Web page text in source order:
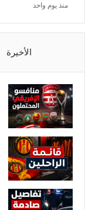
منذ يوم واحد
الأخيرة